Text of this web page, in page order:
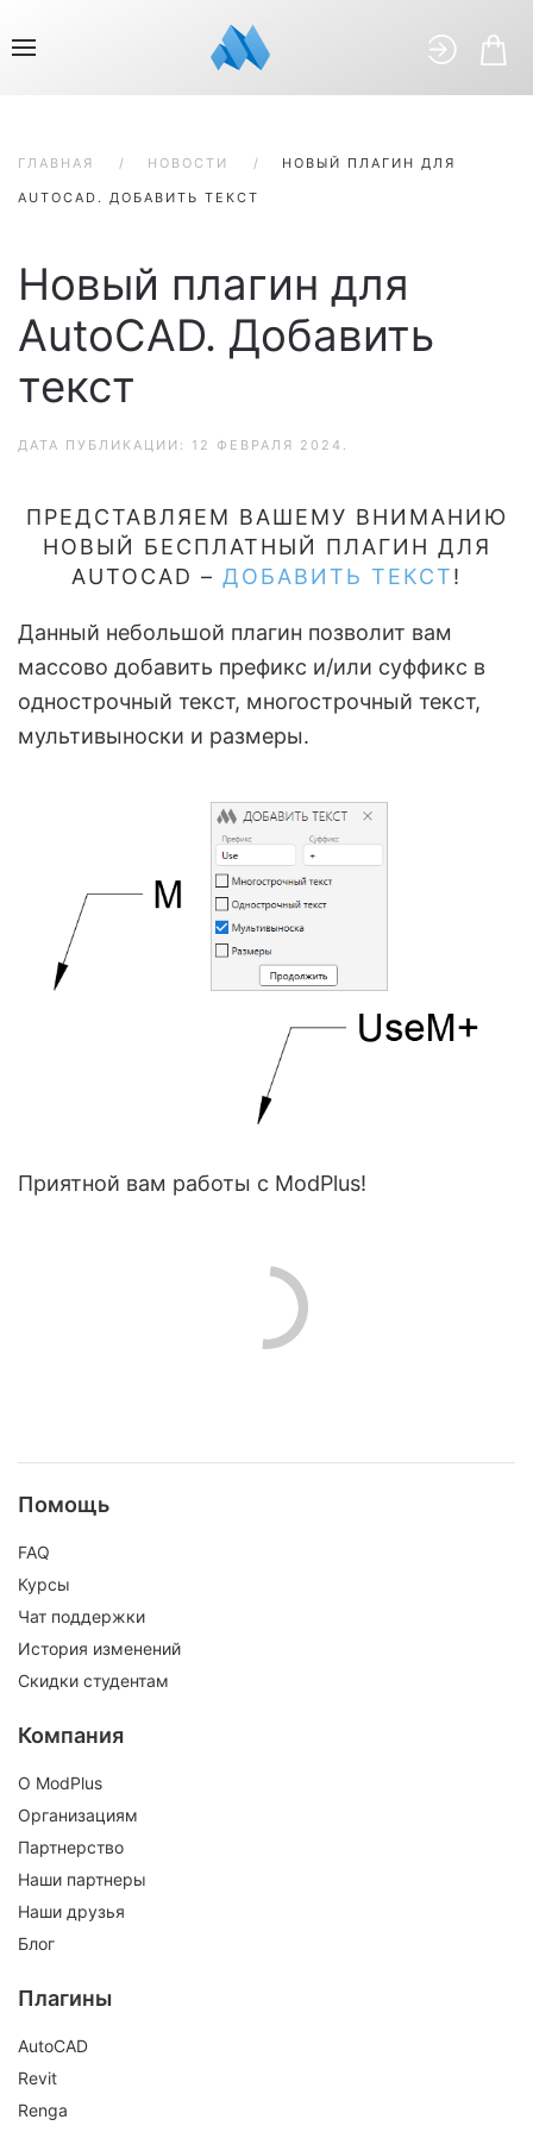
ГЛАВНАЯ НОВОСТИ НОВЫЙ ПЛАГИН ДЛЯ
AUTOCAD. ДОБАВИТЬ ТЕКСТ
Новый плагин для
AutoCAD. Добавить
текст
ДАТА ПУБЛИКАЦИИ: 12 ФЕВРАЛЯ 2024 .
ПРЕДСТАВЛЯЕМ ВАШЕМУ ВНИМАНИЮ
НОВЫЙ БЕСПЛАТНЫЙ ПЛАГИН ДЛЯ
AUTOCAD – ДОБАВИТЬ ТЕКСТ!
Данный небольшой плагин позволит вам
массово добавить префикс и/или суффикс в
однострочный текст, многострочный текст,
мультивыноски и размеры.
Приятной вам работы с ModPlus!
Помощь
FAQ
Курсы
Чат поддержки
История изменений
Скидки студентам
Компания
О ModPlus
Организациям
Партнерство
Наши партнеры
Наши друзья
Блог
Плагины
AutoCAD
Revit
Renga